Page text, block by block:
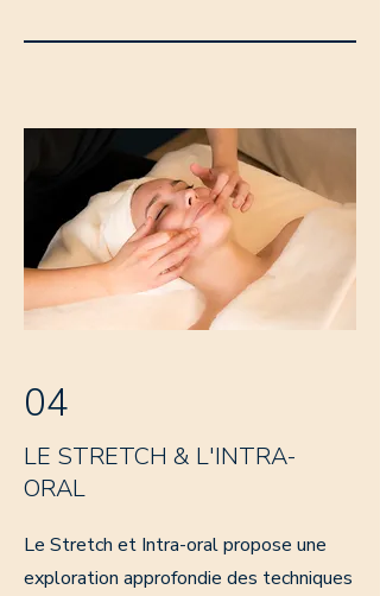
04
LE STRETCH & L'INTRA-
ORAL
Le Stretch et Intra-oral propose une
exploration approfondie des techniques